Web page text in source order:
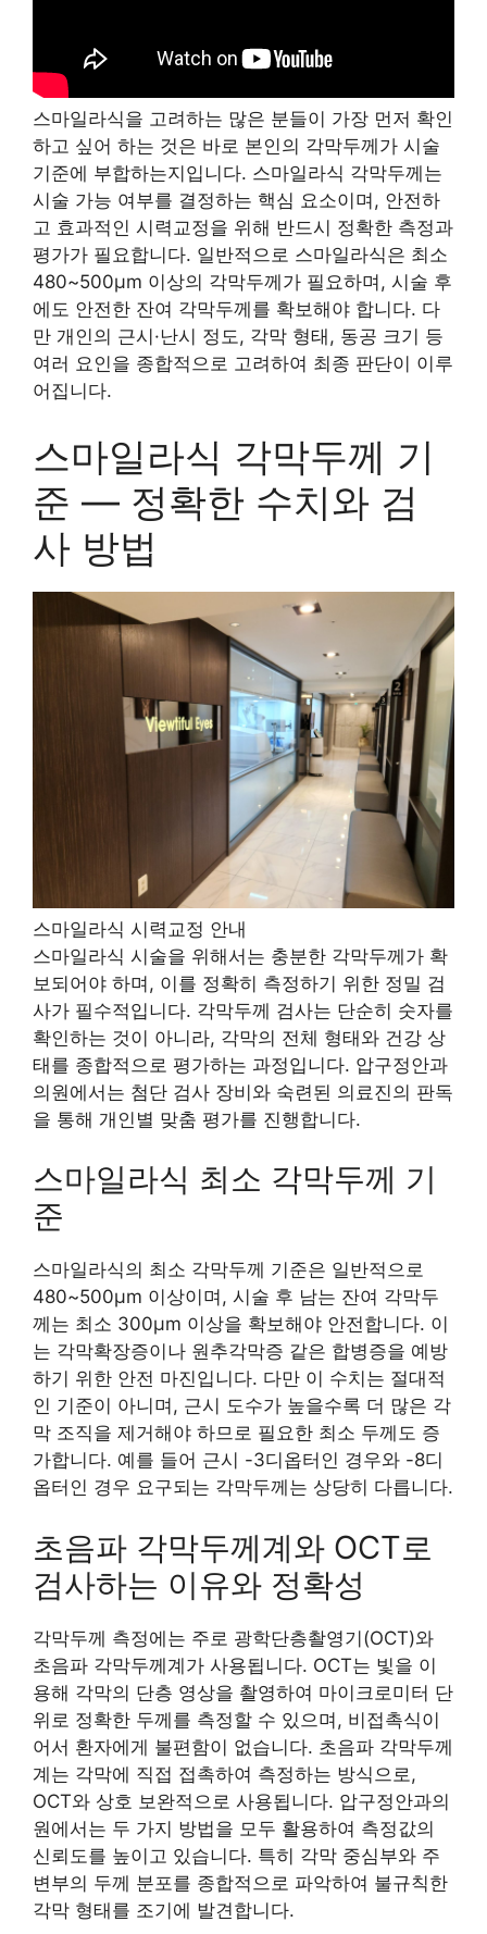
스마일라식을 고려하는 많은 분들이 가장 먼저 확인
하고 싶어 하는 것은 바로 본인의 각막두께가 시술
기준에 부합하는지입니다. 스마일라식 각막두께는
시술 가능 여부를 결정하는 핵심 요소이며, 안전하
고 효과적인 시력교정을 위해 반드시 정확한 측정과
평가가 필요합니다. 일반적으로 스마일라식은 최소
480~500μm 이상의 각막두께가 필요하며, 시술 후
에도 안전한 잔여 각막두께를 확보해야 합니다. 다
만 개인의 근시·난시 정도, 각막 형태, 동공 크기 등
여러 요인을 종합적으로 고려하여 최종 판단이 이루
어집니다.
스마일라식 각막두께 기
준 — 정확한 수치와 검
사 방법
스마일라식 시력교정 안내
스마일라식 시술을 위해서는 충분한 각막두께가 확
보되어야 하며, 이를 정확히 측정하기 위한 정밀 검
사가 필수적입니다. 각막두께 검사는 단순히 숫자를
확인하는 것이 아니라, 각막의 전체 형태와 건강 상
태를 종합적으로 평가하는 과정입니다. 압구정안과
의원에서는 첨단 검사 장비와 숙련된 의료진의 판독
을 통해 개인별 맞춤 평가를 진행합니다.
스마일라식 최소 각막두께 기
준
스마일라식의 최소 각막두께 기준은 일반적으로
480~500μm 이상이며, 시술 후 남는 잔여 각막두
께는 최소 300μm 이상을 확보해야 안전합니다. 이
는 각막확장증이나 원추각막증 같은 합병증을 예방
하기 위한 안전 마진입니다. 다만 이 수치는 절대적
인 기준이 아니며, 근시 도수가 높을수록 더 많은 각
막 조직을 제거해야 하므로 필요한 최소 두께도 증
가합니다. 예를 들어 근시 -3디옵터인 경우와 -8디
옵터인 경우 요구되는 각막두께는 상당히 다릅니다.
초음파 각막두께계와 OCT로
검사하는 이유와 정확성
각막두께 측정에는 주로 광학단층촬영기(OCT)와
초음파 각막두께계가 사용됩니다. OCT는 빛을 이
용해 각막의 단층 영상을 촬영하여 마이크로미터 단
위로 정확한 두께를 측정할 수 있으며, 비접촉식이
어서 환자에게 불편함이 없습니다. 초음파 각막두께
계는 각막에 직접 접촉하여 측정하는 방식으로,
OCT와 상호 보완적으로 사용됩니다. 압구정안과의
원에서는 두 가지 방법을 모두 활용하여 측정값의
신뢰도를 높이고 있습니다. 특히 각막 중심부와 주
변부의 두께 분포를 종합적으로 파악하여 불규칙한
각막 형태를 조기에 발견합니다.